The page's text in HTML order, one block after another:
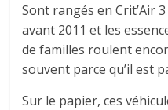
Sont rangés en Crit’Air
avant 2011 et les
de familles roulent
souvent parce qu’il est
Sur le papier, ces